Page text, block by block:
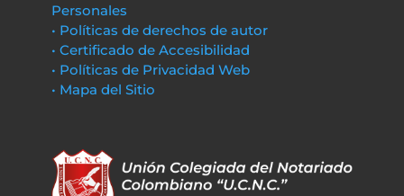
Personales
• Políticas de derechos de autor
• Certificado de Accesibilidad
• Políticas de Privacidad Web
• Mapa del Sitio